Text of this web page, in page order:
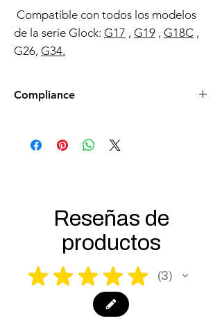
Compatible con todos los modelos
de la serie Glock: G17 , G19 , G18C ,
G26, G34.
Compliance
the USA need to be made compliant with
US federal laws about airsoft (orange plug,
you for your understanding.
Reseñas de
productos
★ ★ ★ ★ ★ 3
3